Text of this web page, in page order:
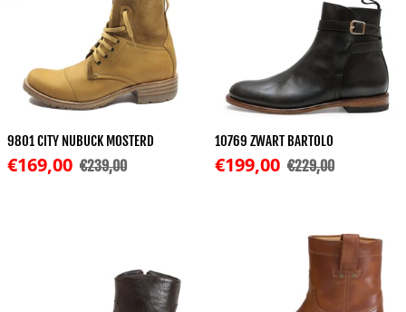
9801 CITY NUBUCK MOSTERD
Korting
€169,00 Normale prijs
€239,00
10769 ZWART BARTOLO
Korting
€199,00 Normale prijs
€229,00